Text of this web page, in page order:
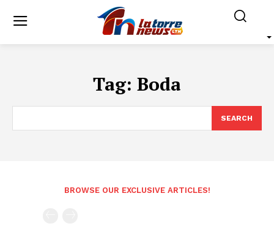
Tag: Boda
SEARCH
BROWSE OUR EXCLUSIVE ARTICLES!